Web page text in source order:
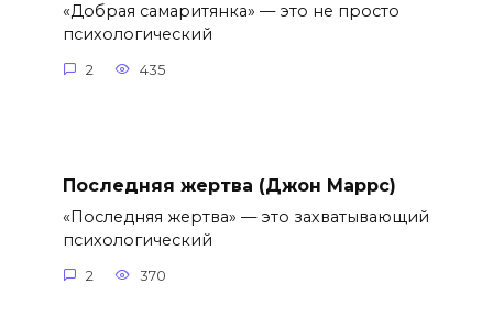
«Добрая самаритянка» — это не просто
психологический
2 435
Последняя жертва (Джон Маррс)
«Последняя жертва» — это захватывающий
психологический
2 370